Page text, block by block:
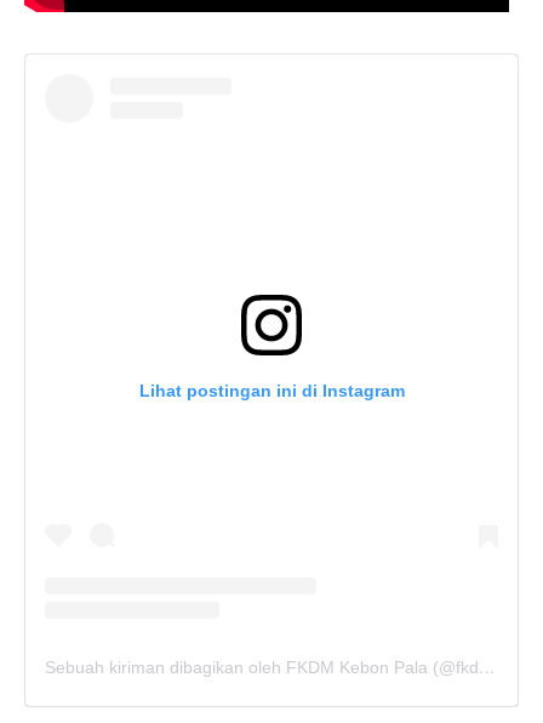
Lihat postingan ini di Instagram
Sebuah kiriman dibagikan oleh FKDM Kebon Pala (@fkdm_kebonpala)